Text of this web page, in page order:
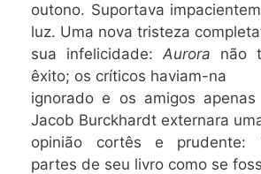
outono. Suportava
luz. Uma nova tristeza
sua infelicidade:Aurora não
êxito; os críticos haviam-na
ignorado e os amigos
Jacob Burckhardt externara
opinião cortês e prudente:
partes de seu livro como se